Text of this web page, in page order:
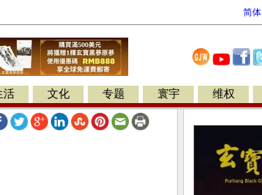
简体
活 文化 专题 寰宇 维权